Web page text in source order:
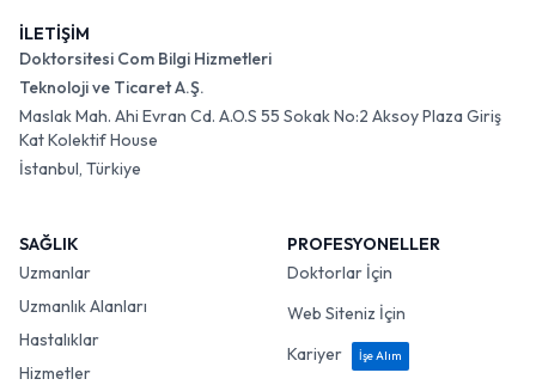
İLETİŞİM
Doktorsitesi Com Bilgi Hizmetleri
Teknoloji ve Ticaret A.Ş.
Maslak Mah. Ahi Evran Cd. A.O.S 55 Sokak No:2 Aksoy Plaza Giriş
Kat Kolektif House
İstanbul, Türkiye
SAĞLIK
Uzmanlar
Uzmanlık Alanları
Hastalıklar
Hizmetler
PROFESYONELLER
Doktorlar İçin
Web Siteniz İçin
Kariyer
İşe Alım